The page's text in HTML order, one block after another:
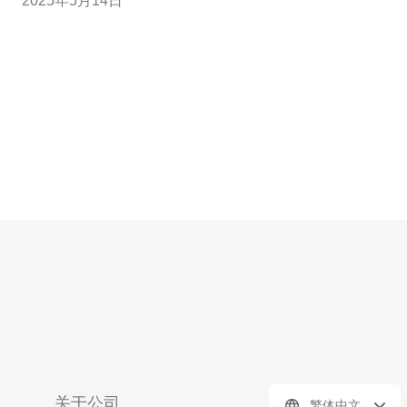
范围内的访问速度优势。 在当今互联网时代，网络安全问
关于公司